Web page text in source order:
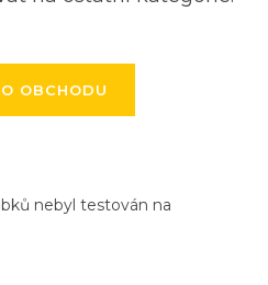
OBCHODU
nebyl testován na